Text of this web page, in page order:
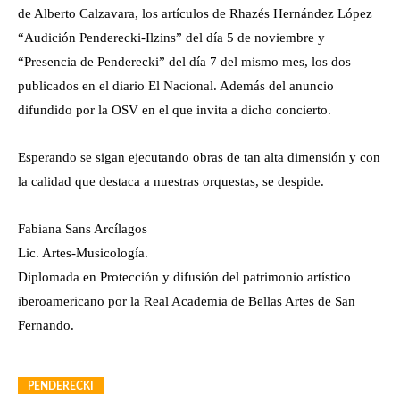
de Alberto Calzavara, los artículos de Rhazés Hernández López
“Audición Penderecki-Ilzins” del día 5 de noviembre y
“Presencia de Penderecki” del día 7 del mismo mes, los dos
publicados en el diario El Nacional. Además del anuncio
difundido por la OSV en el que invita a dicho concierto.
Esperando se sigan ejecutando obras de tan alta dimensión y con
la calidad que destaca a nuestras orquestas, se despide.
Fabiana Sans Arcílagos
Lic. Artes-Musicología.
Diplomada en Protección y difusión del patrimonio artístico
iberoamericano por la Real Academia de Bellas Artes de San
Fernando.
PENDERECKI